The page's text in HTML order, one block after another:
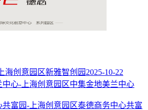
新雅智创园 2025-10-22
中集金地美兰中心
泰德商务中心共富